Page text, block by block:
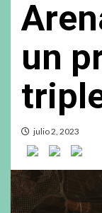
un
julio 2, 2023